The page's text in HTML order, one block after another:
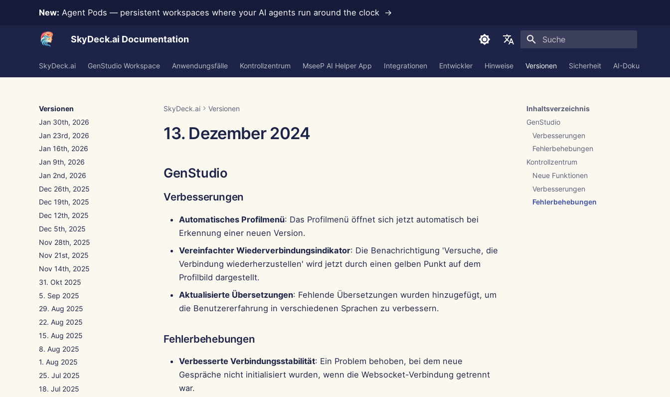
New: Agent Pods — persistent workspaces where your AI agents run around the clock →
SkyDeck.ai Documentation
English
SkyDeck.ai GenStudio Workspace Anwendungsfälle Kontrollzentrum MseeP AI Helper App Integrationen Entwickler Hinweise Versionen Sicherheit AI-
Versionen
Jan 30th, 2026
Jan 23rd, 2026
Jan 16th, 2026
Jan 9th, 2026
Jan 2nd, 2026
Dec 26th, 2025
Dec 19th, 2025
Dec 12th, 2025
Dec 5th, 2025
Nov 28th, 2025
Nov 21st, 2025
Nov 14th, 2025
31. Okt 2025
5. Sep 2025
29. Aug 2025
22. Aug 2025
15. Aug 2025
8. Aug 2025
1. Aug 2025
25. Jul 2025
18. Jul 2025
Inhaltsverzeichnis
GenStudio
Verbesserungen
Fehlerbehebungen
Kontrollzentrum
Neue Funktionen
Verbesserungen
Fehlerbehebungen
SkyDeck.ai Versionen
13. Dezember 2024
GenStudio
Verbesserungen
Automatisches Profilmenü: Das Profilmenü öffnet sich jetzt automatisch bei
Erkennung einer neuen Version.
Vereinfachter Wiederverbindungsindikator: Die Benachrichtigung 'Versuche, die
Verbindung wiederherzustellen' wird jetzt durch einen gelben Punkt auf dem
Profilbild dargestellt.
Aktualisierte Übersetzungen: Fehlende Übersetzungen wurden hinzugefügt, um
die Benutzererfahrung in verschiedenen Sprachen zu verbessern.
Fehlerbehebungen
Verbesserte Verbindungsstabilität: Ein Problem behoben, bei dem neue
Gespräche nicht initialisiert wurden, wenn die Websocket-Verbindung getrennt
war.